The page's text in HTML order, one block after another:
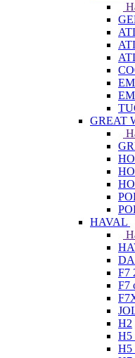
GREAT
HAVAL
F7
F7
H2
H5
H5